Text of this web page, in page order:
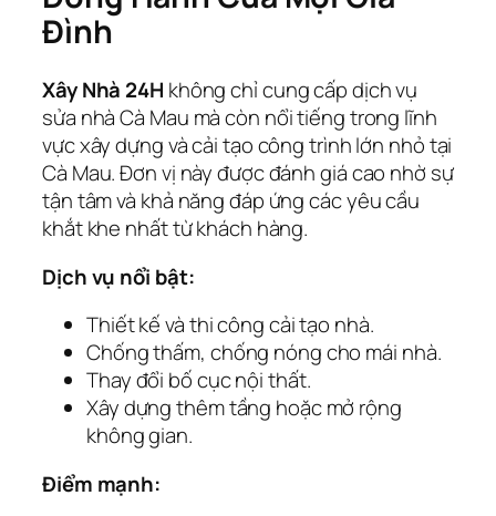
Đình
Xây Nhà 24H không chỉ cung cấp dịch vụ
sửa nhà Cà Mau mà còn nổi tiếng trong lĩnh
vực xây dựng và cải tạo công trình lớn nhỏ tại
Cà Mau. Đơn vị này được đánh giá cao nhờ sự
tận tâm và khả năng đáp ứng các yêu cầu
khắt khe nhất từ khách hàng.
Dịch vụ nổi bật:
Thiết kế và thi công cải tạo nhà.
Chống thấm, chống nóng cho mái nhà.
Thay đổi bố cục nội thất.
Xây dựng thêm tầng hoặc mở rộng
không gian.
Điểm mạnh: